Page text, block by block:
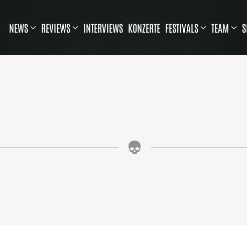
NEWS REVIEWS INTERVIEWS KONZERTE FESTIVALS TEAM